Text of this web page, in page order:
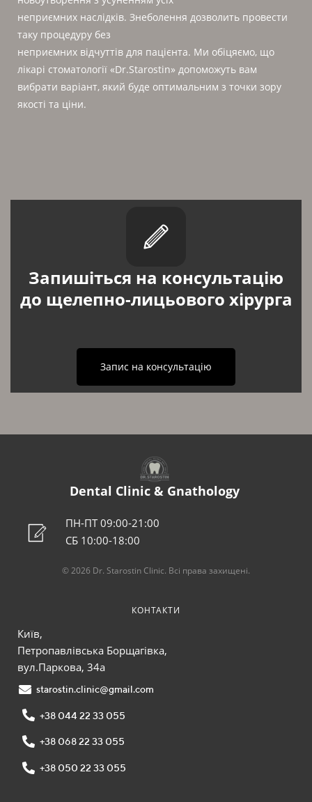
неприємних наслідків. Знеболення дозволить провести
таку процедуру без
неприємних відчуттів для пацієнта. Ми обіцяємо, що
лікарі стоматології «Dr.Starostin» допоможуть вам
вибрати варіант, який буде оптимальним з точки зору
якості та ціни.
Запишіться на консультацію
до щелепно-лицьового хірурга
Запис на консультацію
Dental Clinic & Gnathology
ПН-ПТ 09:00-21:00
СБ 10:00-18:00
© 2026 Dr. Starostin Clinic. Всі права захищені.
КОНТАКТИ
Київ,
Петропавлівська Борщагівка,
вул.Паркова, 34а
starostin.clinic@gmail.com
+38 044 22 33 055
+38 068 22 33 055
+38 050 22 33 055